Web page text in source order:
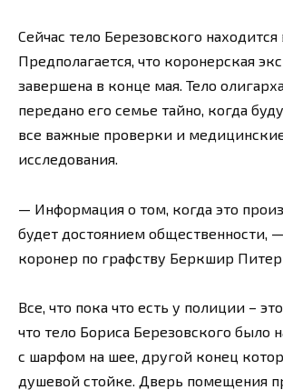
Сейчас тело Березовского находится
Предполагается, что коронерская
завершена в конце мая. Тело
передано его семье тайно, когда
все важные проверки и
исследования.
— Информация о том, когда это
будет достоянием общественности,
коронер по графству Беркшир
Все, что пока что есть у полиции –
что тело Бориса Березовского было
с шарфом на шее, другой конец
душевой стойке. Дверь помещения